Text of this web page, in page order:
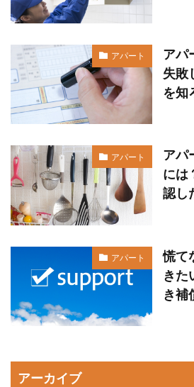
アパート
アパ
失敗
を知
アパート
アパ
には
認し
アパート
慌て
きた
き補
アーカイブ